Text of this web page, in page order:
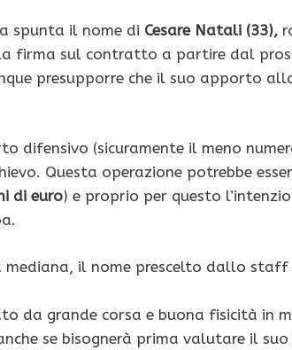
spunta il nome di Cesare Natali (33),
firma sul contratto a partire dal
presupporre che il suo apporto
difensivo (sicuramente il meno
Questa operazione potrebbe
di euro) e proprio per questo
mediana, il nome prescelto dallo staff
da grande corsa e buona fisicità in
se bisognerà prima valutare il